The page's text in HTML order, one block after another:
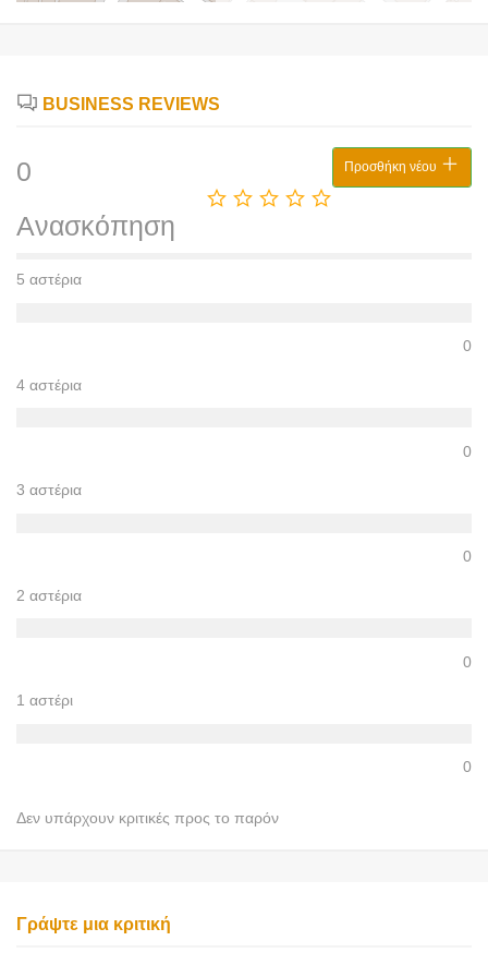
BUSINESS REVIEWS
0
Ανασκόπηση
Προσθήκη νέου
5 αστέρια
0
4 αστέρια
0
3 αστέρια
0
2 αστέρια
0
1 αστέρι
0
Δεν υπάρχουν κριτικές προς το παρόν
Γράψτε μια κριτική